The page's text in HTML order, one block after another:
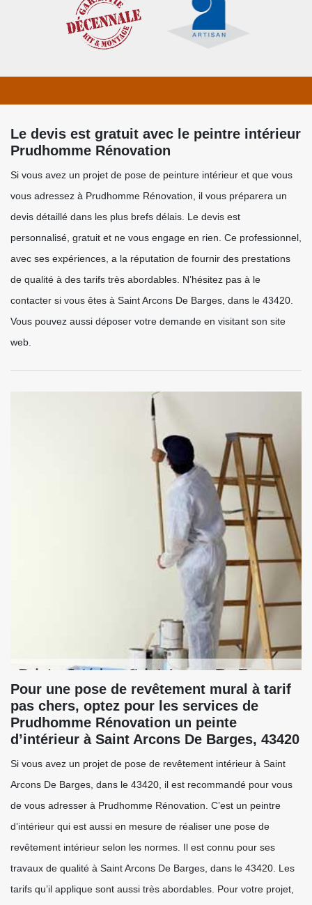
Le devis est gratuit avec le peintre intérieur
Prudhomme Rénovation
Si vous avez un projet de pose de peinture intérieur et que vous
vous adressez à Prudhomme Rénovation, il vous préparera un
devis détaillé dans les plus brefs délais. Le devis est
personnalisé, gratuit et ne vous engage en rien. Ce professionnel,
avec ses expériences, a la réputation de fournir des prestations
de qualité à des tarifs très abordables. N’hésitez pas à le
contacter si vous êtes à Saint Arcons De Barges, dans le 43420.
Vous pouvez aussi déposer votre demande en visitant son site
web.
Pour une pose de revêtement mural à tarif
pas chers, optez pour les services de
Prudhomme Rénovation un peinte
d’intérieur à Saint Arcons De Barges, 43420
Si vous avez un projet de pose de revêtement intérieur à Saint
Arcons De Barges, dans le 43420, il est recommandé pour vous
de vous adresser à Prudhomme Rénovation. C’est un peintre
d’intérieur qui est aussi en mesure de réaliser une pose de
revêtement intérieur selon les normes. Il est connu pour ses
travaux de qualité à Saint Arcons De Barges, dans le 43420. Les
tarifs qu’il applique sont aussi très abordables. Pour votre projet,